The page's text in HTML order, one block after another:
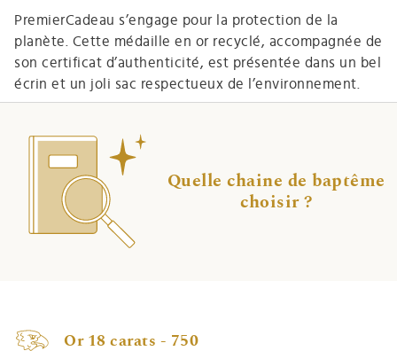
PremierCadeau s’engage pour la protection de la
planète. Cette médaille en or recyclé, accompagnée de
son certificat d’authenticité, est présentée dans un bel
écrin et un joli sac respectueux de l’environnement.
Quelle chaine de baptême
choisir ?
Or 18 carats - 750